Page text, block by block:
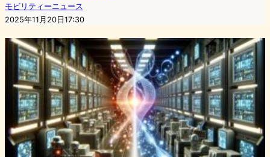
モビリティーニュース
2025年11月20日17:30